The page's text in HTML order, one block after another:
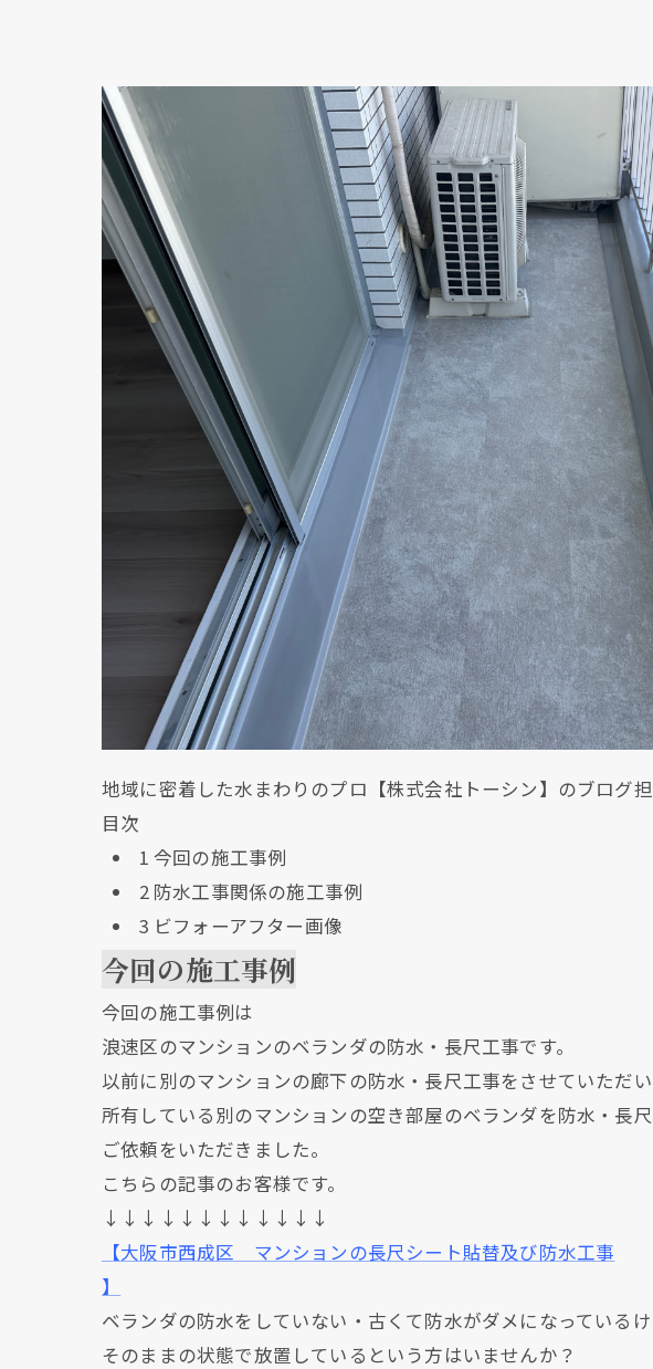
地域に密着した水まわりのプロ【株式会社トーシン】のブログ担
目次
1 今回の施工事例
2防水工事関係の施工事例
3 ビフォーアフター画像
今回の施工事例
今回の施工事例は
浪速区のマンションのベランダの防水・長尺工事です。
以前に別のマンションの廊下の防水・長尺工事をさせていただ
所有している別のマンションの空き部屋のベランダを防水・長
ご依頼をいただきました。
こちらの記事のお客様です。
↓↓↓↓↓↓↓↓↓↓↓↓
【大阪市西成区 マンションの長尺シート貼替及び防水工事
】
ベランダの防水をしていない・古くて防水がダメになっている
そのままの状態で放置しているという方はいませんか？